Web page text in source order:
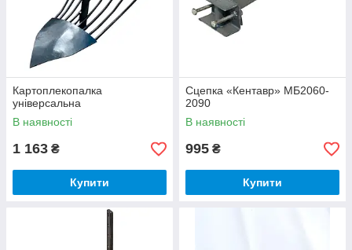
Картоплекопалка
універсальна
В наявності
1 163 ₴
Купити
Сцепка «Кентавр» МБ2060-
2090
В наявності
995 ₴
Купити